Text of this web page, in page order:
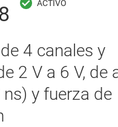
4 canales y
2 V a 6 V, de
y fuerza de